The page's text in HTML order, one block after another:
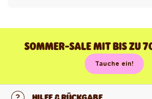
SOMMER-SALE MIT BIS ZU
Tauche ein!